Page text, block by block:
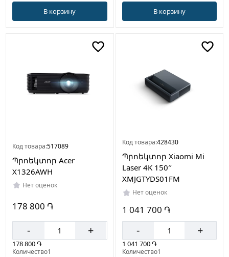
В корзину В корзину
Код товара:517089
Պրոեկտոր Acer
X1326AWH
Нет оценок
178 800 ֏
- +
178 800 ֏
Количество1
Код товара:428430
Պրոեկտոր Xiaomi Mi
Laser 4K 150″
XMJGTYDS01FM
Нет оценок
1 041 700 ֏
- +
1 041 700 ֏
Количество1